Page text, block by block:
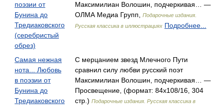
поэзии от
Бунина до
Тредиаковского
(серебристый
обрез)
Максимилиан Волошин, подчеркивая… —
ОЛМА Медиа Групп,
Подарочные издания.
Русская классика в иллюстрациях Подробнее...
Самая нежная
нота... Любовь
в поэзии от
Бунина до
Тредиаковского
С мерцанием звезд Млечного Пути
сравнил силу любви русский поэт
Максимилиан Волошин, подчеркивая… —
Просвещение, (формат: 84x108/16, 304
стр.) Подарочные издания. Русская классика в